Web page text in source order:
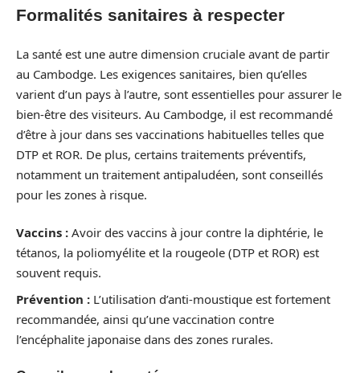
Formalités sanitaires à respecter
La santé est une autre dimension cruciale avant de partir
au Cambodge. Les exigences sanitaires, bien qu’elles
varient d’un pays à l’autre, sont essentielles pour assurer le
bien-être des visiteurs. Au Cambodge, il est recommandé
d’être à jour dans ses vaccinations habituelles telles que
DTP et ROR. De plus, certains traitements préventifs,
notamment un traitement antipaludéen, sont conseillés
pour les zones à risque.
Vaccins : Avoir des vaccins à jour contre la diphtérie, le
tétanos, la poliomyélite et la rougeole (DTP et ROR) est
souvent requis.
Prévention : L’utilisation d’anti-moustique est fortement
recommandée, ainsi qu’une vaccination contre
l’encéphalite japonaise dans des zones rurales.